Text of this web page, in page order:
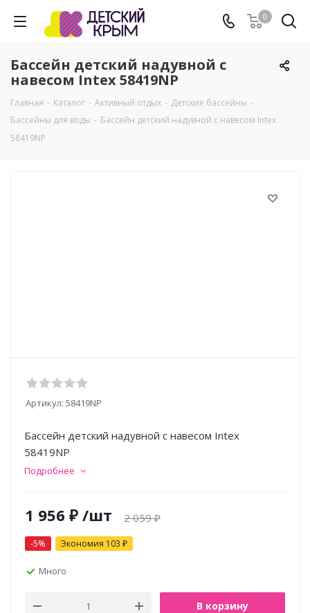
0
Бассейн детский надувной с
навесом Intex 58419NP
Главная - Каталог - Активный отдых - Детские бассейны -
Бассейны для воды - Бассейн детский надувной с навесом Intex
58419NP
Артикул: 58419NP
Бассейн детский надувной с навесом Intex
58419NP
Подробнее
1 956 ₽ /шт 2 059₽
-5% Экономия 103 ₽
Много
В корзину